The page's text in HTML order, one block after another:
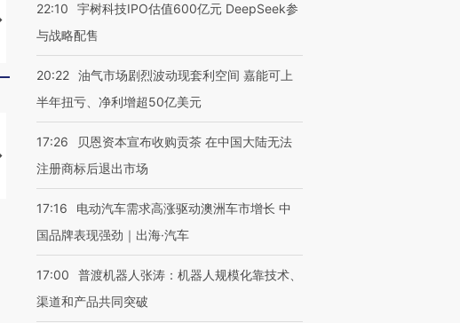
视线｜HYROX的吸金
术：是什么让中产们甘
心“花钱找虐”？
毒品
育部长拱下台
【推广】走进第四届链博
会，让数智科技“链”接产
【特别呈现】寻找100种
有意思的生活方式·第三对
住三大增长引擎是什么？
22:10
宇树科技IPO估值600亿元 DeepSeek参
与战略配售
20:22 油气市场剧烈波动现套利空间 嘉能可上
半年扭亏、净利增超50亿美元
17:26
贝恩资本宣布收购贡茶 在中国大陆无法
注册商标后退出市场
17:16
电动汽车需求高涨驱动澳洲车市增长 中
国品牌表现强劲｜出海·汽车
17:00
普渡机器人张涛：机器人规模化靠技术、
渠道和产品共同突破